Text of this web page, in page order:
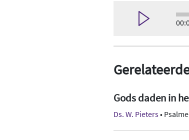
Gods daden in
Ds. W. Pieters•